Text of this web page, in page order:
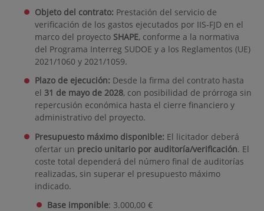
Objeto del contrato: Prestación del servicio de
verificación de los gastos ejecutados por IIS-FJD en el
marco del proyecto SHAPE, conforme a la normativa
del Programa Interreg SUDOE y a los Reglamentos (UE)
2021/1060 y 2021/1059.
Plazo de ejecución: Desde la firma del contrato hasta
el 31 de mayo de 2028, con posibilidad de prórroga sin
repercusión económica hasta el cierre financiero y
administrativo del proyecto.
Presupuesto máximo disponible: El licitador deberá
ofertar un precio unitario por auditoría/verificación. El
coste total dependerá del número final de auditorías
realizadas, sin superar el presupuesto máximo
indicado.
Base imponible: 3.000,00 €